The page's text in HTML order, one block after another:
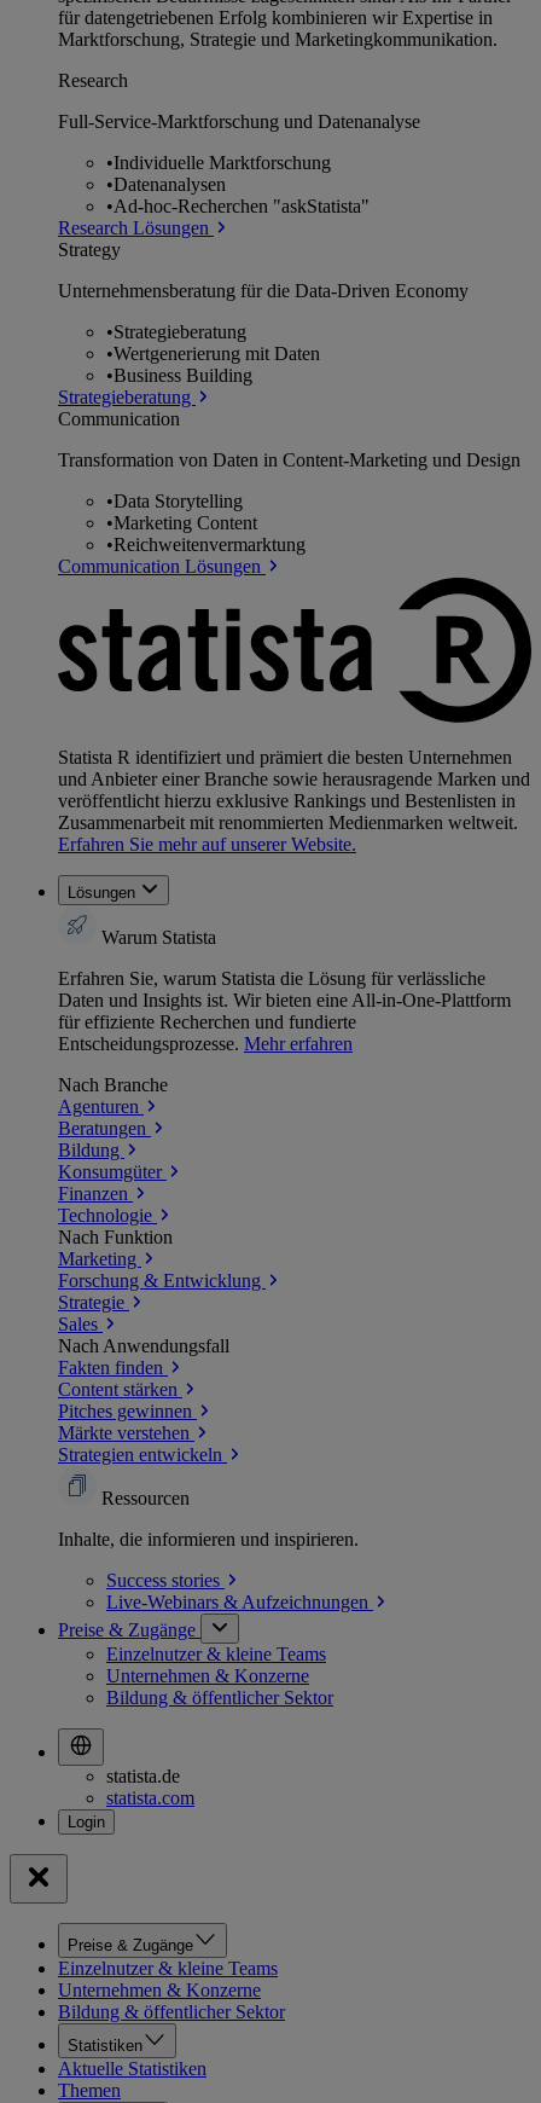
für datengetriebenen Erfolg kombinieren wir Expertise in
Marktforschung, Strategie und Marketingkommunikation.
Research
Full-Service-Marktforschung und Datenanalyse
•Individuelle Marktforschung
•Datenanalysen
•Ad-hoc-Recherchen "askStatista"
Research Lösungen
Strategy
Unternehmens­beratung für die Data-Driven Economy
•Strategieberatung
•Wertgenerierung mit Daten
•Business Building
Strategieberatung
Communication
Transformation von Daten in Content-Marketing und Design
•Data Storytelling
•Marketing Content
•Reichweitenvermarktung
Communication Lösungen
Statista R identifiziert und prämiert die besten Unternehmen
und Anbieter einer Branche sowie herausragende Marken und
veröffentlicht hierzu exklusive Rankings und Bestenlisten in
Zusammenarbeit mit renommierten Medienmarken weltweit.
Erfahren Sie mehr auf unserer Website.
Lösungen
Warum Statista
Erfahren Sie, warum Statista die Lösung für verlässliche
Daten und Insights ist. Wir bieten eine All-in-One-Plattform
für effiziente Recherchen und fundierte
Entscheidungsprozesse. Mehr erfahren
Nach Branche
Agenturen
Beratungen
Bildung
Konsumgüter
Finanzen
Technologie
Nach Funktion
Marketing
Forschung & Entwicklung
Strategie
Sales
Nach Anwendungsfall
Fakten finden
Content stärken
Pitches gewinnen
Märkte verstehen
Strategien entwickeln
Ressourcen
Inhalte, die informieren und inspirieren.
Success stories
Live-Webinars & Aufzeichnungen
Preise & Zugänge
Einzelnutzer & kleine Teams
Unternehmen & Konzerne
Bildung & öffentlicher Sektor
statista.de
statista.com
Preise & Zugänge
Einzelnutzer & kleine Teams
Unternehmen & Konzerne
Bildung & öffentlicher Sektor
Statistiken
Aktuelle Statistiken
Themen